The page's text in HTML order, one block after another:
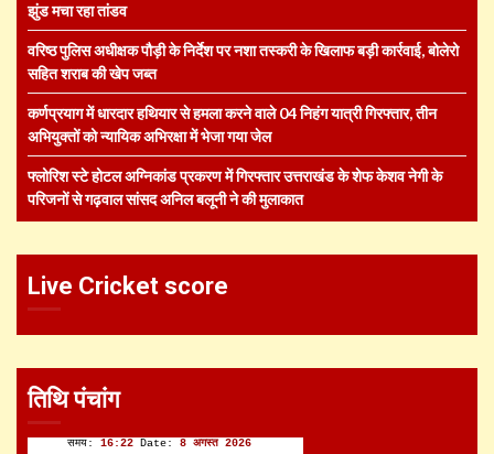
झुंड मचा रहा तांडव
वरिष्ठ पुलिस अधीक्षक पौड़ी के निर्देश पर नशा तस्करी के खिलाफ बड़ी कार्रवाई, बोलेरो
सहित शराब की खेप जब्त
कर्णप्रयाग में धारदार हथियार से हमला करने वाले 04 निहंग यात्री गिरफ्तार, तीन
अभियुक्तों को न्यायिक अभिरक्षा में भेजा गया जेल
फ्लोरिश स्टे होटल अग्निकांड प्रकरण में गिरफ्तार उत्तराखंड के शेफ केशव नेगी के
परिजनों से गढ़वाल सांसद अनिल बलूनी ने की मुलाकात
Live Cricket score
तिथि पंचांग